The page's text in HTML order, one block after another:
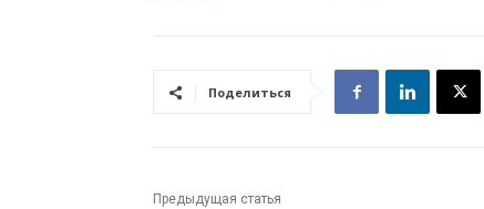
Поделиться
Предыдущая статья